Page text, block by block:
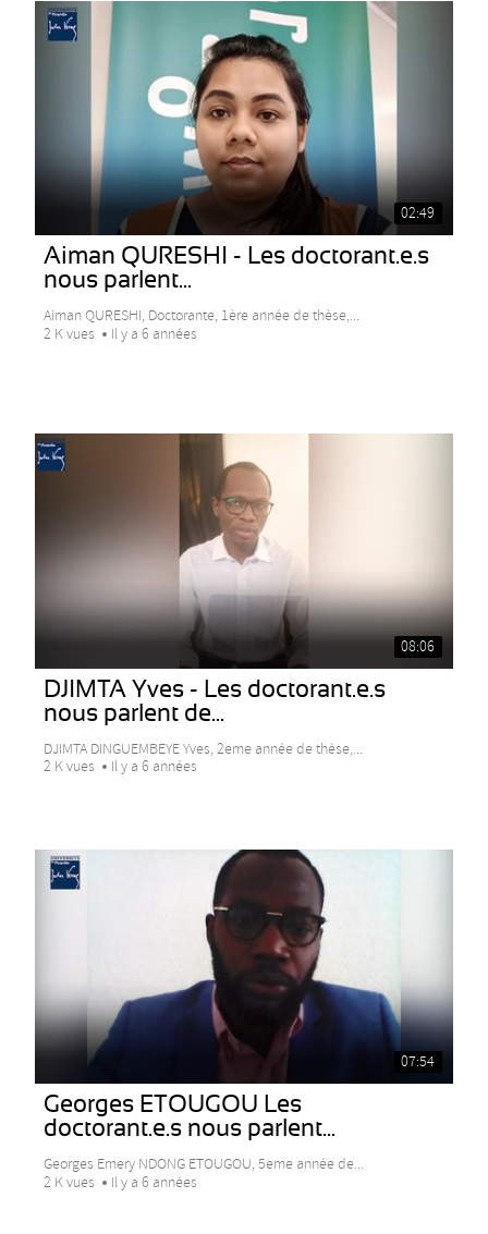
02:49
Aiman QURESHI - Les doctorant.e.s
nous parlent...
Aiman QURESHI, Doctorante, 1ère année de thèse,...
2 K vues
Il y a 6 années
08:06
DJIMTA Yves - Les doctorant.e.s
nous parlent de...
DJIMTA DINGUEMBEYE Yves, 2eme année de thèse,...
2 K vues
Il y a 6 années
07:54
Georges ETOUGOU Les
doctorant.e.s nous parlent...
Georges Emery NDONG ETOUGOU, 5eme année de...
2 K vues
Il y a 6 années